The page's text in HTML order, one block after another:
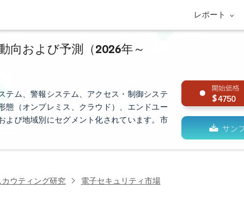
レポート
向および予測（2026年～
テム、警報システム、アクセス・制御システ
態（オンプレミス、クラウド）、エンドユー
よび地域別にセグメント化されています。市
4750
ウティング研究 電子セキュリティ市場